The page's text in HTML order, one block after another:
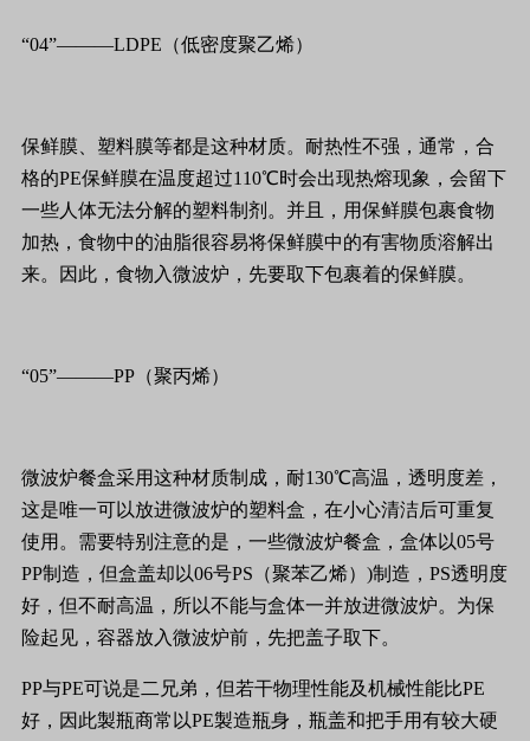
“04”———LDPE（低密度聚乙烯）
保鲜膜、塑料膜等都是这种材质。耐热性不强，通常，合
格的PE保鲜膜在温度超过110℃时会出现热熔现象，会留下
一些人体无法分解的塑料制剂。并且，用保鲜膜包裹食物
加热，食物中的油脂很容易将保鲜膜中的有害物质溶解出
来。因此，食物入微波炉，先要取下包裹着的保鲜膜。
“05”———PP（聚丙烯）
微波炉餐盒采用这种材质制成，耐130℃高温，透明度差，
这是唯一可以放进微波炉的塑料盒，在小心清洁后可重复
使用。需要特别注意的是，一些微波炉餐盒，盒体以05号
PP制造，但盒盖却以06号PS（聚苯乙烯）)制造，PS透明度
好，但不耐高温，所以不能与盒体一并放进微波炉。为保
险起见，容器放入微波炉前，先把盖子取下。
PP与PE可说是二兄弟，但若干物理性能及机械性能比PE
好，因此製瓶商常以PE製造瓶身，瓶盖和把手用有较大硬